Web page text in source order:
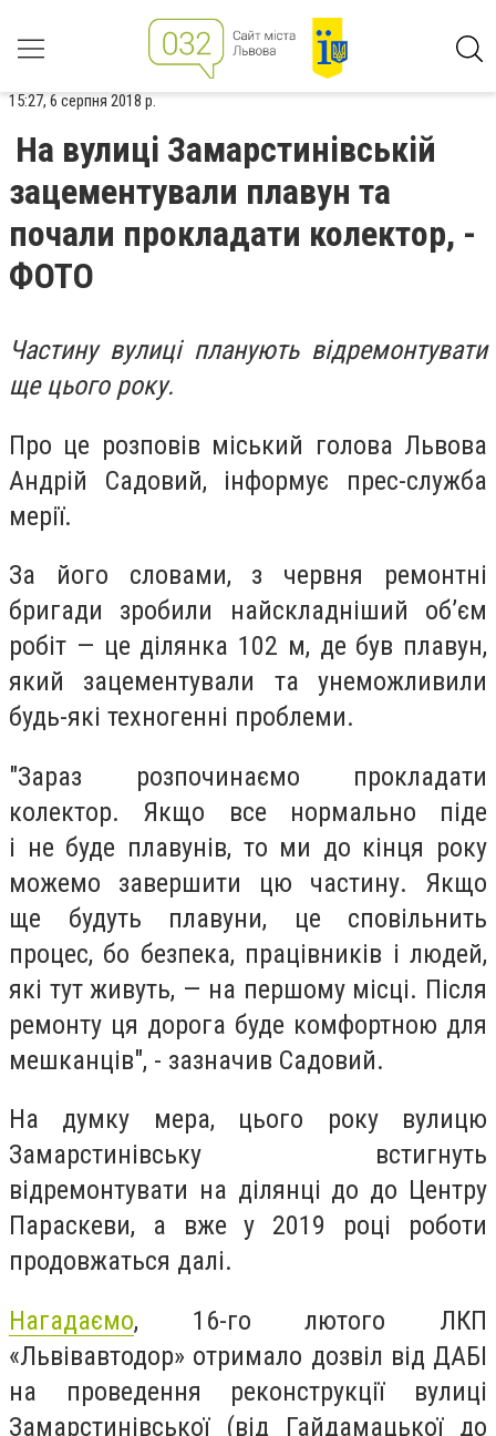
15:27, 6 серпня 2018 р.
На вулиці Замарстинівській
зацементували плавун та
почали прокладати колектор, -
ФОТО
Частину вулиці планують відремонтувати
ще цього року.
Про це розповів міський голова Львова
Андрій Садовий, інформує прес-служба
мерії.
За його словами, з червня ремонтні
бригади зробили найскладніший об’єм
робіт — це ділянка 102 м, де був плавун,
який зацементували та унеможливили
будь-які техногенні проблеми.
"Зараз розпочинаємо прокладати
колектор. Якщо все нормально піде
і не буде плавунів, то ми до кінця року
можемо завершити цю частину. Якщо
ще будуть плавуни, це сповільнить
процес, бо безпека, працівників і людей,
які тут живуть, — на першому місці. Після
ремонту ця дорога буде комфортною для
мешканців", - зазначив Садовий.
На думку мера, цього року вулицю
Замарстинівську встигнуть
відремонтувати на ділянці до до Центру
Параскеви, а вже у 2019 році роботи
продовжаться далі.
Нагадаємо, 16-го лютого ЛКП
«Львівавтодор» отримало дозвіл від ДАБІ
на проведення реконструкції вулиці
Замарстинівської (від Гайдамацької до